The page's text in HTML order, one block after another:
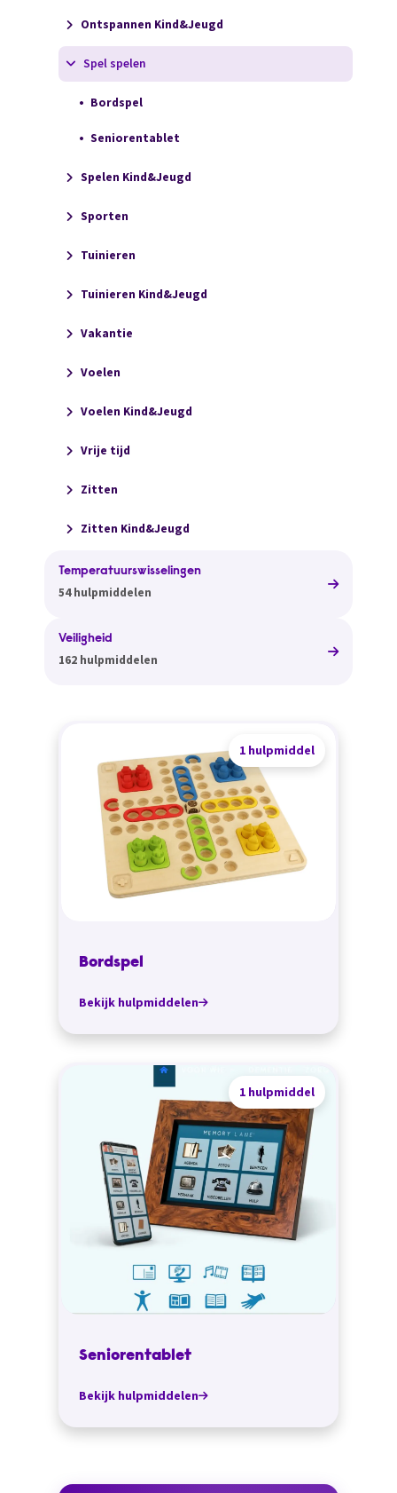
Ontspannen Kind&Jeugd
Spel spelen
Bordspel
Seniorentablet
Spelen Kind&Jeugd
Sporten
Tuinieren
Tuinieren Kind&Jeugd
Vakantie
Voelen
Voelen Kind&Jeugd
Vrije tijd
Zitten
Zitten Kind&Jeugd
Temperatuurswisselingen
54 hulpmiddelen
Veiligheid
162 hulpmiddelen
1 hulpmiddel
Bordspel
Bekijk hulpmiddelen
1 hulpmiddel
Seniorentablet
Bekijk hulpmiddelen